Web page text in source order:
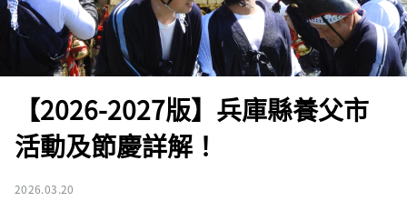
【2026-2027版】兵庫縣養父市
活動及節慶詳解！
2026.03.20